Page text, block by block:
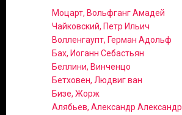
Моцарт, Вольфганг Амадей
Чайковский, Петр Ильич
Волленгаупт, Герман Адольф
Бах, Иоганн Себастьян
Беллини, Винченцо
Бетховен, Людвиг ван
Бизе, Жорж
Алябьев, Александр